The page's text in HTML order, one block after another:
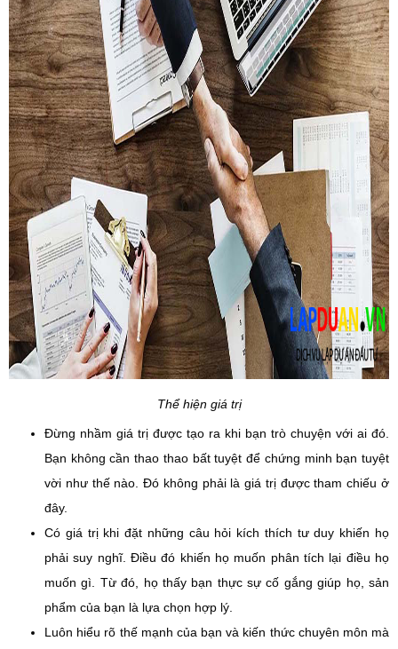
Thể hiện giá trị
Đừng nhầm giá trị được tạo ra khi bạn trò chuyện với ai đó.
Bạn không cần thao thao bất tuyệt để chứng minh bạn tuyệt
vời như thế nào. Đó không phải là giá trị được tham chiếu ở
đây.
Có giá trị khi đặt những câu hỏi kích thích tư duy khiến họ
phải suy nghĩ. Điều đó khiến họ muốn phân tích lại điều họ
muốn gì. Từ đó, họ thấy bạn thực sự cố gắng giúp họ, sản
phẩm của bạn là lựa chọn hợp lý.
Luôn hiểu rõ thế mạnh của bạn và kiến ​​thức chuyên môn mà